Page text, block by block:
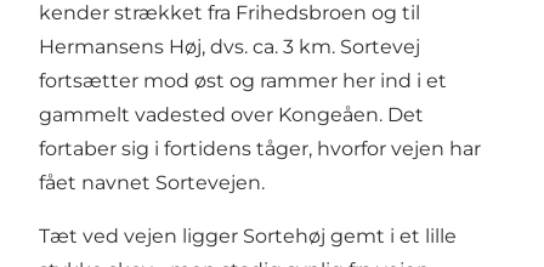
kender strækket fra Frihedsbroen og til
Hermansens Høj, dvs. ca. 3 km. Sortevej
fortsætter mod øst og rammer her ind i et
gammelt vadested over Kongeåen. Det
fortaber sig i fortidens tåger, hvorfor vejen har
fået navnet Sortevejen.
Tæt ved vejen ligger Sortehøj gemt i et lille